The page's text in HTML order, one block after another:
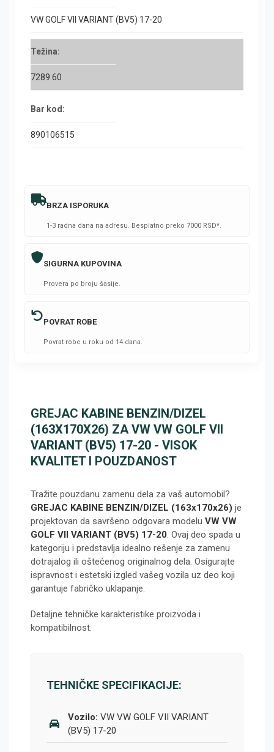
VW GOLF VII VARIANT (BV5) 17-20
Težina:
7289.60
Bar kod:
890106515
BRZA ISPORUKA
1-3 radna dana na adresu. Besplatno preko 7000 RSD*.
SIGURNA KUPOVINA
Provera po broju šasije.
POVRAT ROBE
Povrat robe u roku od 14 dana.
GREJAC KABINE BENZIN/DIZEL
(163X170X26) ZA VW VW GOLF VII
VARIANT (BV5) 17-20 - VISOK
KVALITET I POUZDANOST
Tražite pouzdanu zamenu dela za vaš automobil?
GREJAC KABINE BENZIN/DIZEL (163x170x26) je
projektovan da savršeno odgovara modelu VW VW
GOLF VII VARIANT (BV5) 17-20. Ovaj deo spada u
kategoriju i predstavlja idealno rešenje za zamenu
dotrajalog ili oštećenog originalnog dela. Osigurajte
ispravnost i estetski izgled vašeg vozila uz deo koji
garantuje fabričko uklapanje.
Detaljne tehničke karakteristike proizvoda i
kompatibilnost.
TEHNIČKE SPECIFIKACIJE:
Vozilo: VW VW GOLF VII VARIANT
(BV5) 17-20